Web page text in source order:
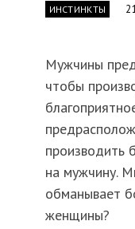
ИНСТИНКТЫ
Мужчины
чтобы
производить
на мужчину.
обманывает
женщины?